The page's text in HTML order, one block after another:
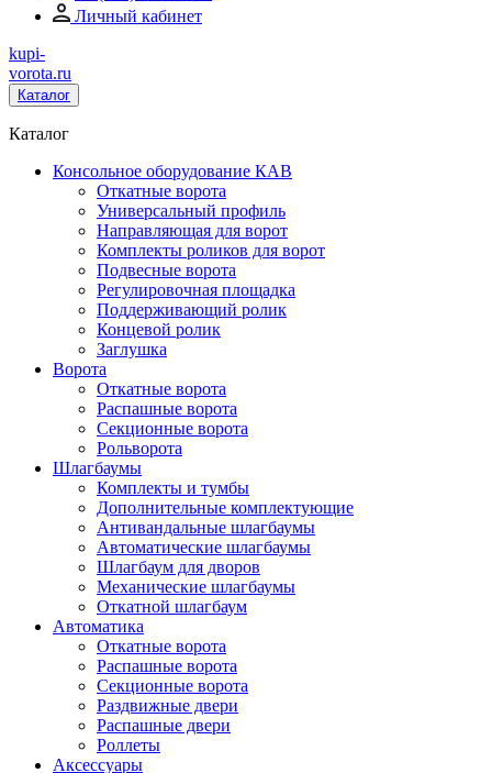
Личный кабинет
kupi-
vorota.ru
Каталог
Каталог
Консольное оборудование КАВ
Откатные ворота
Универсальный профиль
Направляющая для ворот
Комплекты роликов для ворот
Подвесные ворота
Регулировочная площадка
Поддерживающий ролик
Концевой ролик
Заглушка
Ворота
Откатные ворота
Распашные ворота
Секционные ворота
Рольворота
Шлагбаумы
Комплекты и тумбы
Дополнительные комплектующие
Антивандальные шлагбаумы
Автоматические шлагбаумы
Шлагбаум для дворов
Механические шлагбаумы
Откатной шлагбаум
Автоматика
Откатные ворота
Распашные ворота
Секционные ворота
Раздвижные двери
Распашные двери
Роллеты
Аксессуары